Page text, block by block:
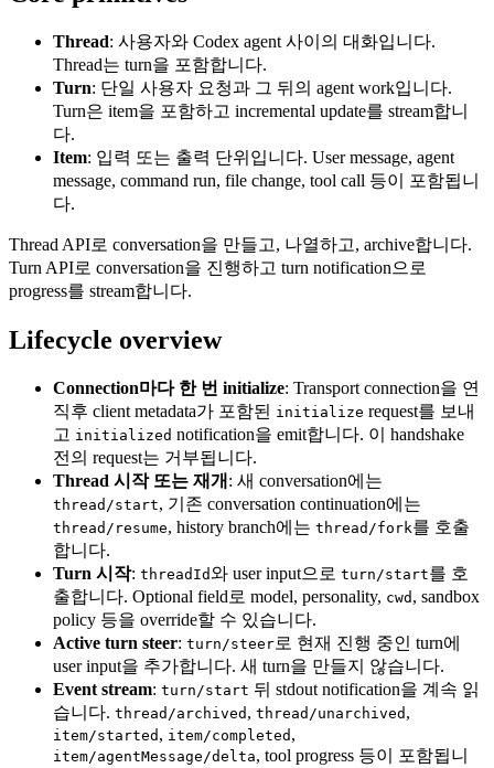
Thread: 사용자와 Codex agent 사이의 대화입니다.
Thread는 turn을 포함합니다.
Turn: 단일 사용자 요청과 그 뒤의 agent work입니다.
Turn은 item을 포함하고 incremental update를 stream합니
다.
Item: 입력 또는 출력 단위입니다. User message, agent
message, command run, file change, tool call 등이 포함됩니
다.
Thread API로 conversation을 만들고, 나열하고, archive합니다.
Turn API로 conversation을 진행하고 turn notification으로
progress를 stream합니다.
Lifecycle overview
Connection마다 한 번 initialize: Transport connection을 연
직후 client metadata가 포함된 initialize request를 보내
고 initialized notification을 emit합니다. 이 handshake
전의 request는 거부됩니다.
Thread 시작 또는 재개 : 새 conversation에는
thread/start, 기존 conversation continuation에는
thread/resume, history branch에는 thread/fork를 호출
합니다.
Turn 시작: threadId와 user input으로 turn/start를 호
출합니다. Optional field로 model, personality, cwd , sandbox
policy 등을 override할 수 있습니다.
Active turn steer: turn/steer로 현재 진행 중인 turn에
user input을 추가합니다. 새 turn을 만들지 않습니다.
Event stream: turn/start 뒤 stdout notification을 계속 읽
습니다. thread/archived , thread/unarchived ,
item/started , item/completed ,
item/agentMessage/delta, tool progress 등이 포함됩니